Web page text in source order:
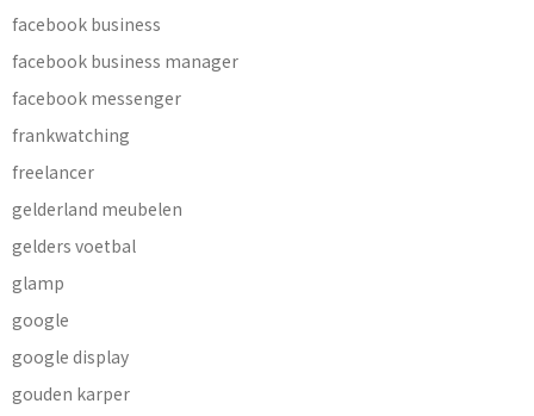
facebook business
facebook business manager
facebook messenger
frankwatching
freelancer
gelderland meubelen
gelders voetbal
glamp
google
google display
gouden karper